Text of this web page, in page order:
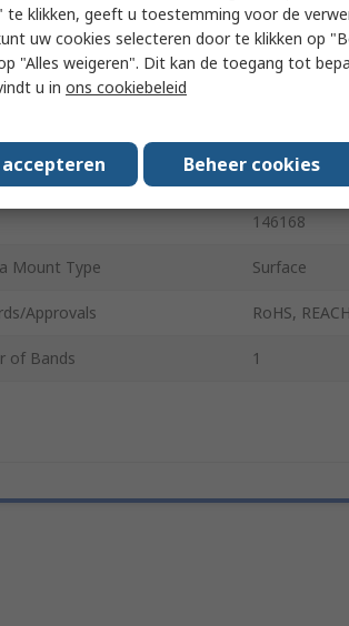
Type SMT
Physical Form
Type Solder
146168
Mount Type Surface
Approvals RoHS, REACH
of Bands 1
te klikken, geeft u toestemming voor de
uw cookies selecteren door te klikken op
"Alles weigeren". Dit kan de toegang tot
u in ons cookiebeleid
Beheer cookies